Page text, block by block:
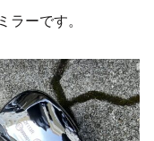
ーです。